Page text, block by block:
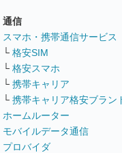
通信
スマホ・携帯通信サービス
└ 格安SIM
└ 格安スマホ
└ 携帯キャリア
└ 携帯キャリア格安ブラン
ホームルーター
モバイルデータ通信
プロバイダ